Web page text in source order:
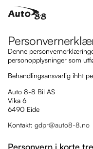
Denne
personopplysninger som
Behandlingsansvarlig ihht
Auto 8-8 Bil AS
Vika 6
6490 Eide
Kontakt: gdpr@auto8-8.no
Personvern i korte